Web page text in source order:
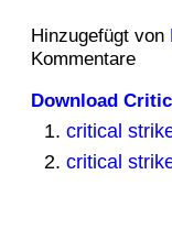
Hinzugefügt von
Kommentare
Download
critical
critical